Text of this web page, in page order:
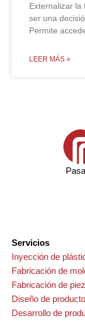
Externalizar la
ser una
Permite
LEER MÁS »
Servicios
Inyección de
Fabricación de
Fabricación de
Diseño de producto
Desarrollo de